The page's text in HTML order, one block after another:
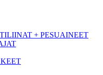
+ PESUAINEET